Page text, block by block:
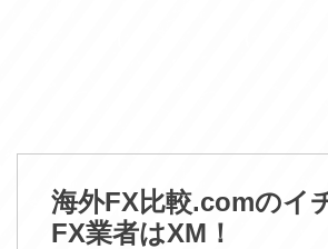
海外FX比較.comのイ
FX業者はXM！